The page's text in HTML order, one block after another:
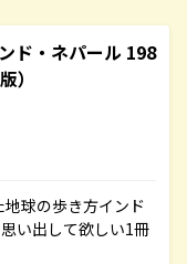
ド・ネパール 198
）
球の歩き方インド
い出して欲しい1冊